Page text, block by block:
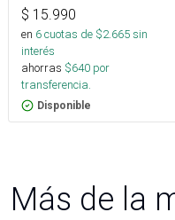
$ 15.990
en 6cuotas de $2.665sin
interés
ahorras $640 por
transferencia.
Disponible
Más de la